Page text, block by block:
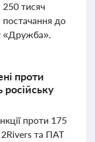
тисяч
до
«Дружба».
проти
проти 175
та ПАТ